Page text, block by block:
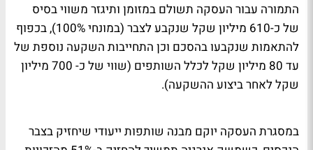
התמורה עבור העסקה תשולם במזומן ותיגזר משווי בסיס
של כ-610 מיליון שקל שנקבע לצבר (במונחי 100%), בכפוף
להתאמות שנקבעו בהסכם וכן התחייבות השקעה נוספת של
עד 80 מיליון שקל לכלל השותפים (שווי של כ- 700 מיליון
שקל לאחר ביצוע ההשקעה).
במסגרת העסקה יוקם מבנה שותפות ייעודי שיחזיק בצבר